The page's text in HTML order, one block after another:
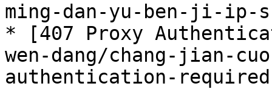
ming-dan-yu-ben-ji-ip-
* [407 Proxy
wen-dang/chang-jian-
authentication-